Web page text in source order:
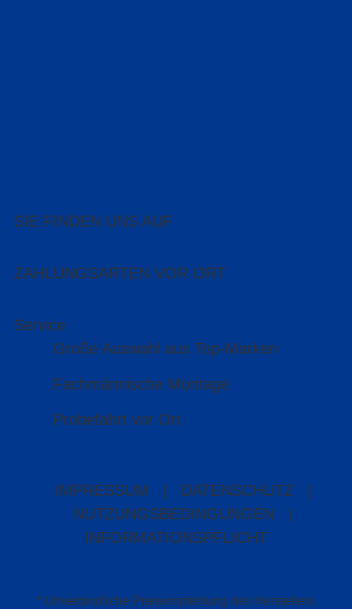
SIE FINDEN UNS AUF
ZAHLUNGSARTEN VOR ORT
Service
Große Auswahl aus Top-Marken
Fachmännische Montage
Probefahrt vor Ort
IMPRESSUM DATENSCHUTZ
NUTZUNGSBEDINGUNGEN
INFORMATIONSPFLICHT
* Unverbindliche Preisempfehlung des Herstellers